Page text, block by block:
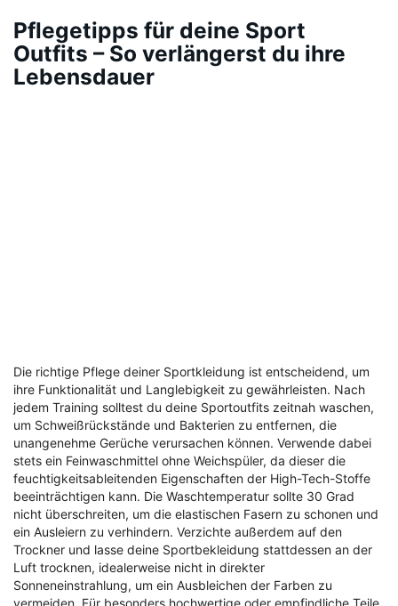
Pflegetipps für deine Sport
Outfits – So verlängerst du ihre
Lebensdauer
Die richtige Pflege deiner Sportkleidung ist entscheidend, um
ihre Funktionalität und Langlebigkeit zu gewährleisten. Nach
jedem Training solltest du deine Sportoutfits zeitnah waschen,
um Schweißrückstände und Bakterien zu entfernen, die
unangenehme Gerüche verursachen können. Verwende dabei
stets ein Feinwaschmittel ohne Weichspüler, da dieser die
feuchtigkeitsableitenden Eigenschaften der High-Tech-Stoffe
beeinträchtigen kann. Die Waschtemperatur sollte 30 Grad
nicht überschreiten, um die elastischen Fasern zu schonen und
ein Ausleiern zu verhindern. Verzichte außerdem auf den
Trockner und lasse deine Sportbekleidung stattdessen an der
Luft trocknen, idealerweise nicht in direkter
Sonneneinstrahlung, um ein Ausbleichen der Farben zu
vermeiden. Für besonders hochwertige oder empfindliche Teile